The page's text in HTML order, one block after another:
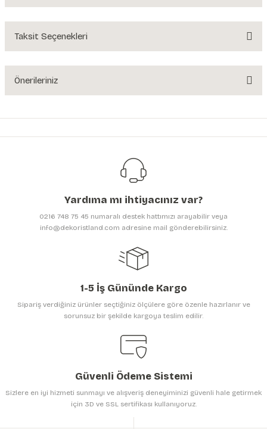
Ürün hakkında henüz soru sorulmamış.
Taksit Seçenekleri
Önerileriniz
yetersiz gördüğünüz noktaları öneri formunu kullanarak tarafımıza
Görüş ve önerileriniz için teşekkür ederiz.
Ürün resmi kalitesiz, bozuk veya görüntülenemiyor.
Ürün bilgilerinde hatalar bulunuyor.
Gönder
Yardıma mı ihtiyacınız var?
0216 748 75 45 numaralı destek hattımızı arayabilir veya
info@dekoristland.com adresine mail gönderebilirsiniz.
1-5 İş Gününde Kargo
Sipariş verdiğiniz ürünler seçtiğiniz ölçülere göre özenle hazırlanır ve
sorunsuz bir şekilde kargoya teslim edilir.
Güvenli Ödeme Sistemi
Sizlere en iyi hizmeti sunmayı ve alışveriş deneyiminizi güvenli hale getirmek
için 3D ve SSL sertifikası kullanıyoruz.